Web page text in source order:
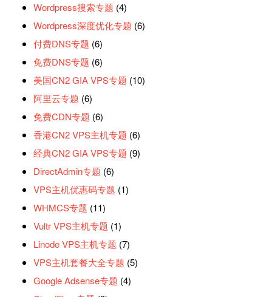
Wordpress搜索专题 (4)
Wordpress深度优化专题 (6)
付费DNS专题 (6)
免费DNS专题 (6)
美国CN2 GIA VPS专题 (10)
阿里云专题 (6)
免费CDN专题 (6)
香港CN2 VPS主机专题 (6)
经典CN2 GIA VPS专题 (9)
DirectAdmin专题 (6)
VPS主机优惠码专题 (1)
WHMCS专题 (11)
Vultr VPS主机专题 (1)
Linode VPS主机专题 (7)
VPS主机套餐大全专题 (5)
Google Adsense专题 (4)